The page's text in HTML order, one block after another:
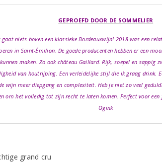
GEPROEFD DOOR DE SOMMELIER
gaat niets boven een klassieke Bordeauxwijn! 2018 was een
in Saint-Émilion. De goede producenten hebben er een
maken. Zo ook château Gaillard. Rijk, soepel en sappig
van houtrijping. Een verleidelijke stijl die ik graag drink.
wijn meer diepgang en complexiteit. Heb je niet zo veel
om het volledig tot zijn recht te laten komen. Perfect voor een
Ogink
grand cru